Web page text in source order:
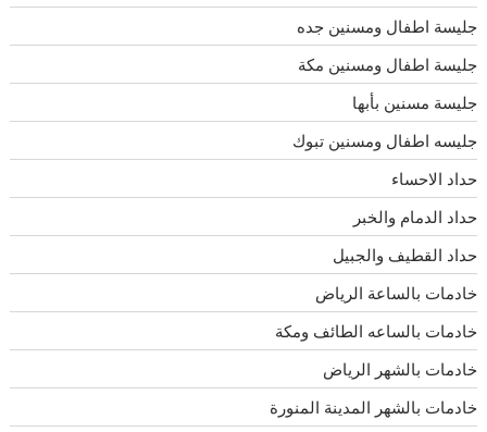
جليسة اطفال ومسنين جده
جليسة اطفال ومسنين مكة
جليسة مسنين بأبها
جليسه اطفال ومسنين تبوك
حداد الاحساء
حداد الدمام والخبر
حداد القطيف والجبيل
خادمات بالساعة الرياض
خادمات بالساعه الطائف ومكة
خادمات بالشهر الرياض
خادمات بالشهر المدينة المنورة